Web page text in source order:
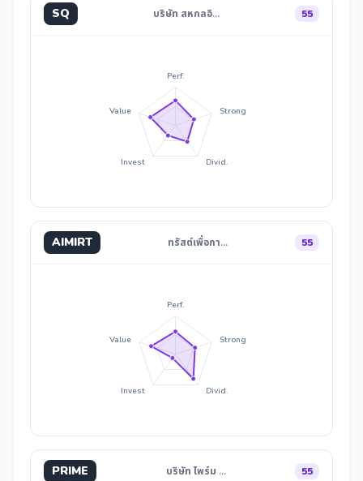
SQ บริษัท สหกลอิ… 55
Perf.
Strong
Divid.
Invest
Value
AIMIRT ทรัสต์เพื่อกา… 55
Perf.
Strong
Divid.
Invest
Value
PRIME บริษัท ไพร์ม … 55